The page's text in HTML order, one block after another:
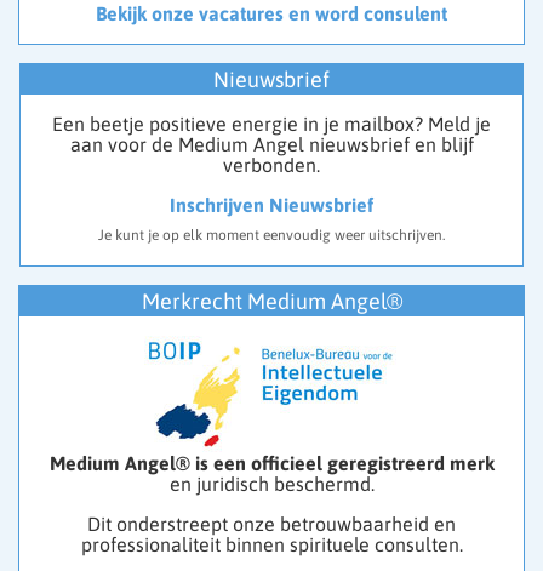
Bekijk onze vacatures en word consulent
Nieuwsbrief
Een beetje positieve energie in je mailbox? Meld je
aan voor de Medium Angel nieuwsbrief en blijf
verbonden.
Inschrijven Nieuwsbrief
Je kunt je op elk moment eenvoudig weer uitschrijven.
Merkrecht Medium Angel®
Medium Angel® is een officieel geregistreerd merk
en juridisch beschermd.
Dit onderstreept onze betrouwbaarheid en
professionaliteit binnen spirituele consulten.